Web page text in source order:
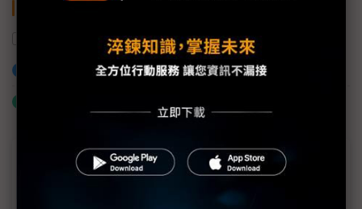
加入已選取到「關鍵字追蹤」
近７天熱門報導
MLCC訂單過熱、出貨比創高 村田示警全球AI基